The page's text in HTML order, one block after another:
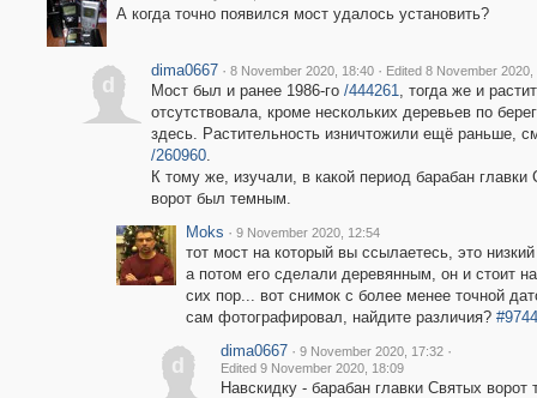
А когда точно появился мост удалось установить?
d
dima0667 · 8 November 2020, 18:40 · Edited 8 November 2020,
Мост был и ранее 1986-го /444261, тогда же и
отсутствовала, кроме нескольких деревьев по
здесь. Растительность изничтожили ещё раньше,
/260960.
К тому же, изучали, в какой период барабан главки
ворот был темным.
Moks · 9 November 2020, 12:54
тот мост на который вы ссылаетесь, это
а потом его сделали деревянным, он и стоит
сих пор... вот снимок с более менее точной
сам фотографировал, найдите различия?
d
dima0667 · 9 November 2020, 17:32 ·
Edited 9 November 2020, 18:09
Навскидку - барабан главки Святых ворот